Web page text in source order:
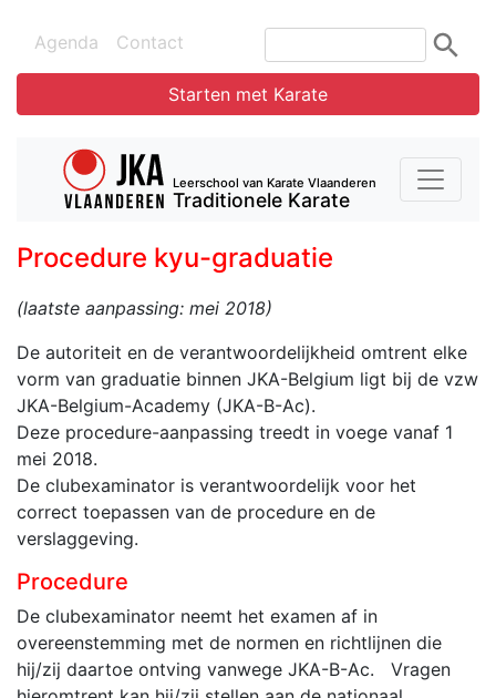
Agenda Contact
Starten met Karate
Leerschool van Karate Vlaanderen
Traditionele Karate
Procedure kyu-graduatie
(laatste aanpassing: mei 2018)
De autoriteit en de verantwoordelijkheid omtrent elke
vorm van graduatie binnen JKA-Belgium ligt bij de vzw
JKA-Belgium-Academy (JKA-B-Ac).
Deze procedure-aanpassing treedt in voege vanaf 1
mei 2018.
De clubexaminator is verantwoordelijk voor het
correct toepassen van de procedure en de
verslaggeving.
Procedure
De clubexaminator neemt het examen af in
overeenstemming met de normen en richtlijnen die
hij/zij daartoe ontving vanwege JKA-B-Ac. Vragen